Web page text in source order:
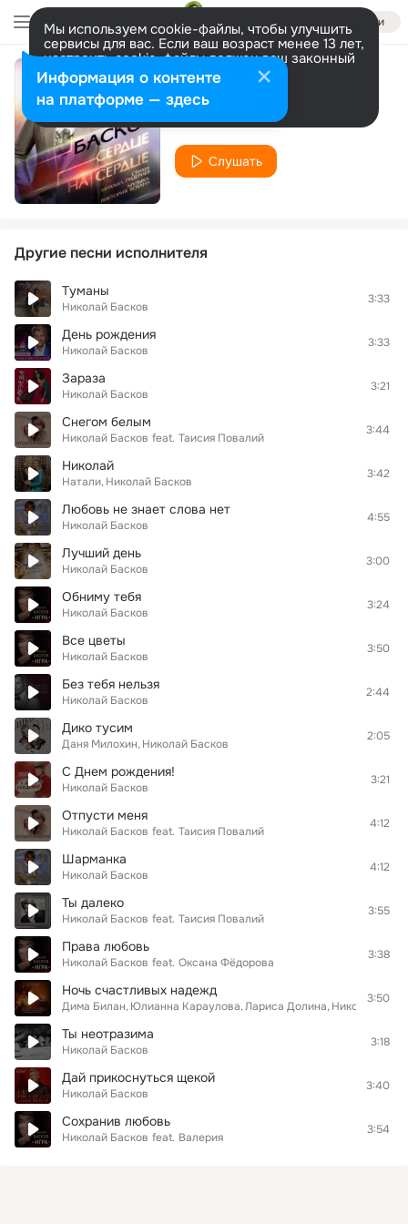
Войти
Мы используем cookie-файлы, чтобы улучшить
сервисы для вас. Если ваш возраст менее 13 лет,
настроить cookie-файлы должен ваш законный
представитель. Больше информации
Разрешить все Настроить
Сердце на сердце
Николай Басков
Слушать
Другие песни исполнителя
Туманы
Николай Басков
3:33
День рождения
Николай Басков
3:33
Зараза
Николай Басков
3:21
Снегом белым
Николай Басков feat. Таисия Повалий
3:44
Николай
Натали Николай Басков
3:42
Любовь не знает слова нет
Николай Басков
4:55
Лучший день
Николай Басков
3:00
Обниму тебя
Николай Басков
3:24
Все цветы
Николай Басков
3:50
Без тебя нельзя
Николай Басков
2:44
Дико тусим
Даня Милохин Николай Басков
2:05
С Днем рождения!
Николай Басков
3:21
Отпусти меня
Николай Басков feat. Таисия Повалий
4:12
Шарманка
Николай Басков
4:12
Ты далеко
Николай Басков feat. Таисия Повалий
3:55
Права любовь
Николай Басков feat. Оксана Фёдорова
3:38
Ночь счастливых надежд
Дима Билан Юлианна Караулова Лариса Долина Николай
3:50
Ты неотразима
Николай Басков
3:18
Дай прикоснуться щекой
Николай Басков
3:40
Сохранив любовь
Николай Басков feat. Валерия
3:54
Информация о контенте
на платформе — здесь